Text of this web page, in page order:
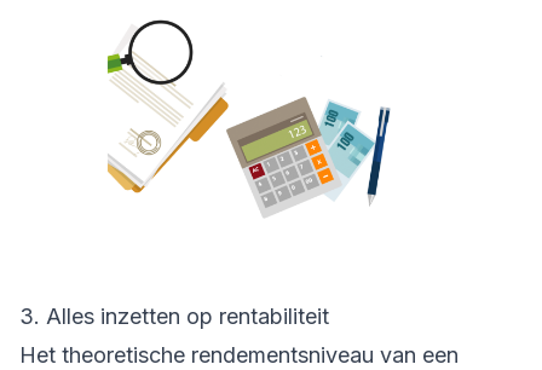
3. Alles inzetten op rentabiliteit
Het theoretische rendementsniveau van een